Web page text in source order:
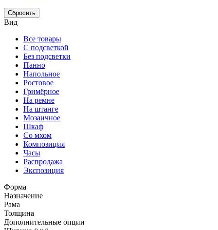
Сбросить
Вид
Все товары
С подсветкой
Без подсветки
Панно
Напольное
Ростовое
Гримёрное
На ремне
На штанге
Мозаичное
Шкаф
Со мхом
Композиция
Часы
Распродажа
Экспозиция
Форма
Назначение
Рама
Толщина
Дополнительные опции